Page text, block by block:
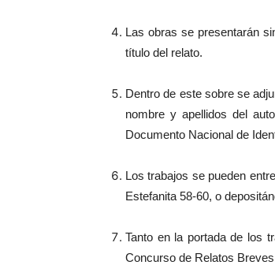
Las obras se presentarán
título del relato.
Dentro de este sobre se
nombre y apellidos del
Documento Nacional de
Los trabajos se pueden
Estefanita 58-60, o
Tanto en la portada de los
Concurso de Relatos Breves